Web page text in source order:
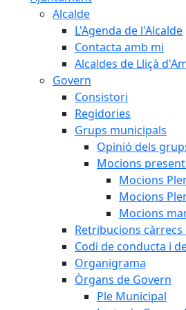
Alcalde
L'Agenda de l'Alcalde
Contacta amb mi
Alcaldes de Lliçà
Govern
Consistori
Regidories
Grups municipals
Opinió dels
Mocions
Mocions
Mocions
Mocions
Retribucions càrrecs
Codi de conducta i
Organigrama
Òrgans de Govern
Ple Municipal